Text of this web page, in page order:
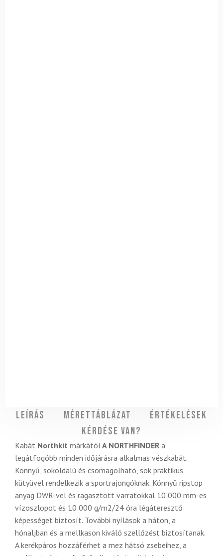
Leírás Mérettáblázat
Értékelések
Kérdése van?
Kabát Northkit márkátólA NORTHFINDER a
legátfogóbb minden időjárásra alkalmas vészkabát.
Könnyű, sokoldalú és csomagolható, sok praktikus
kütyüvel rendelkezik a sportrajongóknak. Könnyű ripstop
anyag DWR-vel és ragasztott varratokkal 10 000 mm-es
vízoszlopot és 10 000 g/m2/24 óra légáteresztő
képességet biztosít. További nyílások a háton, a
hónaljban és a mellkason kiváló szellőzést biztosítanak.
A kerékpáros hozzáférhet a mez hátsó zsebeihez, a